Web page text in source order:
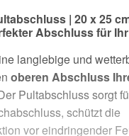
| 20 x 25
Abschluss für
langlebige und
oberen Abschluss
Pultabschluss sorgt
schützt die
vor eindringender